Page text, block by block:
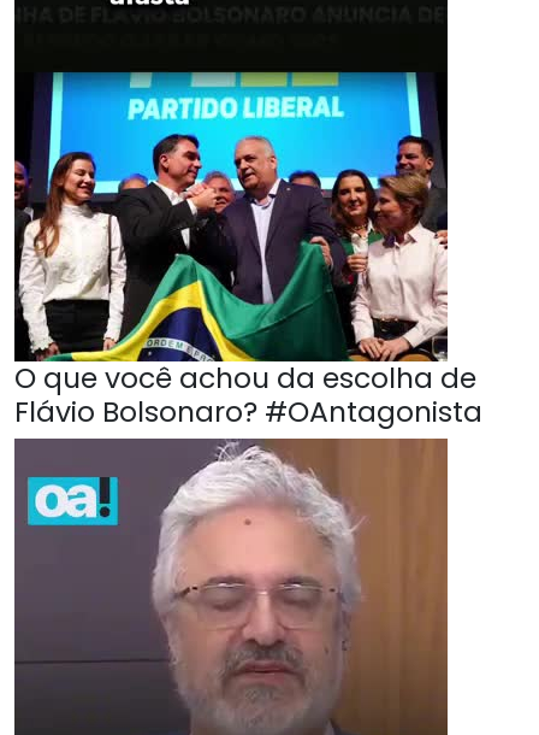
O que você achou da escolha de
Flávio Bolsonaro? #OAntagonista